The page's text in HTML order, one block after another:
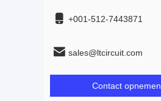
+001-512-7443871
sales@ltcircuit.com
Contact opnemen